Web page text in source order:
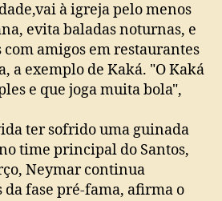
à igreja pelo menos
evita baladas noturnas, e
amigos em restaurantes
a exemplo de Kaká. "O Kaká
e que joga muita bola",
ter sofrido uma guinada
time principal do Santos,
Neymar continua
fase pré-fama, afirma o